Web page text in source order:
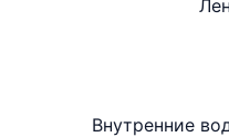
Внутренние